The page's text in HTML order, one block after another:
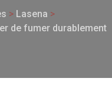
> Lasena >
de fumer durablement